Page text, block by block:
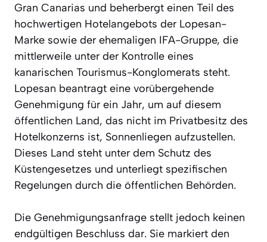
Gran Canarias und beherbergt einen Teil des
hochwertigen Hotelangebots der Lopesan-
Marke sowie der ehemaligen IFA-Gruppe, die
mittlerweile unter der Kontrolle eines
kanarischen Tourismus-Konglomerats steht.
Lopesan beantragt eine vorübergehende
Genehmigung für ein Jahr, um auf diesem
öffentlichen Land, das nicht im Privatbesitz des
Hotelkonzerns ist, Sonnenliegen aufzustellen.
Dieses Land steht unter dem Schutz des
Küstengesetzes und unterliegt spezifischen
Regelungen durch die öffentlichen Behörden.
Die Genehmigungsanfrage stellt jedoch keinen
endgültigen Beschluss dar. Sie markiert den